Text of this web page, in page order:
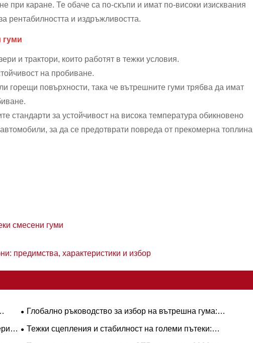
при каране. Те обаче са по-скъпи и имат по-високи изисквания
рентабилността и издръжливостта.
гуми
и трактори, които работят в тежки условия.
на пробиване.
горещи повърхности, така че вътрешните гуми трябва да имат
стандарти за устойчивост на висока температура обикновено
за да се предотврати повреда от прекомерна топлина
смесени гуми
предимства, характеристики и избор
Глобално ръководство за избор на вътрешна гума:
Популярни размери и базирани на сценарии приложения за
Тежки сцепления и стабилност на големи пътеки: